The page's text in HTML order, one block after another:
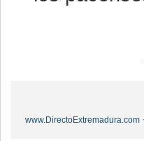
www.DirectoExtremadura.com